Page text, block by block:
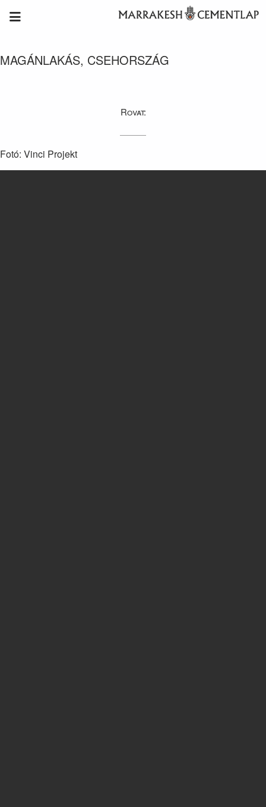
MAGÁNLAKÁS, CSEHORSZÁG
Rovat:
Fotó: Vinci Projekt